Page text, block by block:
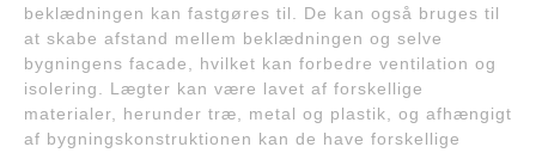
beklædningen kan fastgøres til. De kan også bruges til
at skabe afstand mellem beklædningen og selve
bygningens facade, hvilket kan forbedre ventilation og
isolering. Lægter kan være lavet af forskellige
materialer, herunder træ, metal og plastik, og afhængigt
af bygningskonstruktionen kan de have forskellige